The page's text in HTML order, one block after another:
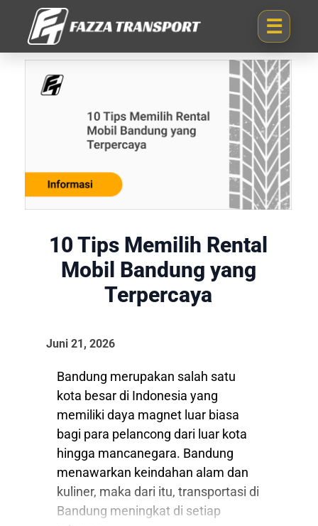
10 Tips Memilih Rental
Mobil Bandung yang
Terpercaya
Juni 21, 2026
Bandung merupakan salah satu
kota besar di Indonesia yang
memiliki daya magnet luar biasa
bagi para pelancong dari luar kota
hingga mancanegara. Bandung
menawarkan keindahan alam dan
kuliner, maka dari itu, transportasi di
Bandung meningkat di setiap